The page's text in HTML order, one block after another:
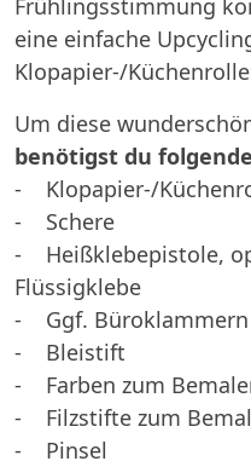
Frühlingsstimmung
eine einfache
Klopapier-/
Um diese
benötigst du
- Klopapier-/
- Schere
- Heißklebepistole,
Flüssigklebe
- Ggf. Büroklammern
- Bleistift
- Farben zum
- Filzstifte zum
- Pinsel